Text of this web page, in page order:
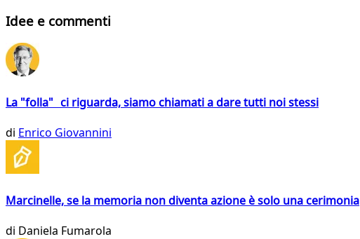
Idee e commenti
La "folla" ci riguarda, siamo chiamati a dare tutti noi stessi
di Enrico Giovannini
Marcinelle, se la memoria non diventa azione è solo una cerimonia
di Daniela Fumarola